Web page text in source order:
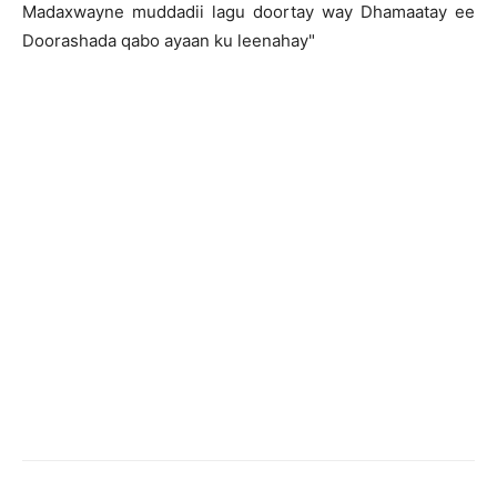
Madaxwayne muddadii lagu doortay way Dhamaatay ee
Doorashada qabo ayaan ku leenahay"